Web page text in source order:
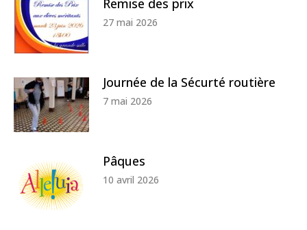
27 mai 2026
Journée de la Sécurté routière
7 mai 2026
Pâques
10 avril 2026